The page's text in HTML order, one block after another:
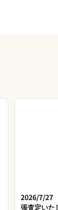
2026/7/27
張査定いた